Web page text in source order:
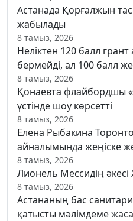
Астанада Қорғалжын
жабылады
8 тамыз, 2026
Неліктен 120 балл
бермейді, ал 100 балл
8 тамыз, 2026
Қонаевта флайбордшы
үстінде шоу көрсетті
8 тамыз, 2026
Елена Рыбакина
айналымында жеңіске
8 тамыз, 2026
Лионель Мессидің
8 тамыз, 2026
Астананың бас
қатысты мәлімдеме